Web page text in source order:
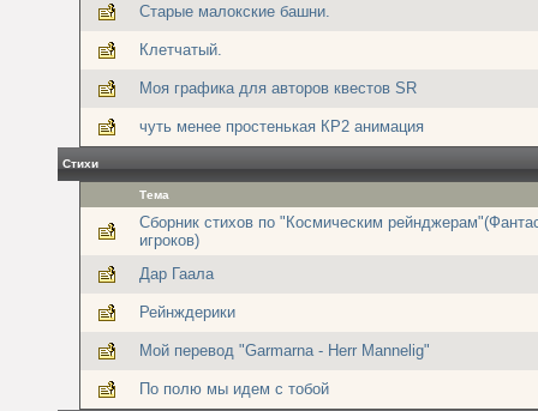
Старые малокские башни.
Клетчатый.
Моя графика для авторов квестов SR
чуть менее простенькая КР2 анимация
Стихи
Тема
Сборник стихов по "Космическим
игроков)
Дар Гаала
Рейнждерики
Мой перевод "Garmarna - Herr Mannelig"
По полю мы идем с тобой